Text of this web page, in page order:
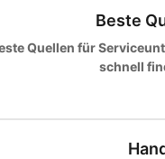
Beste
Quellen für
schnell